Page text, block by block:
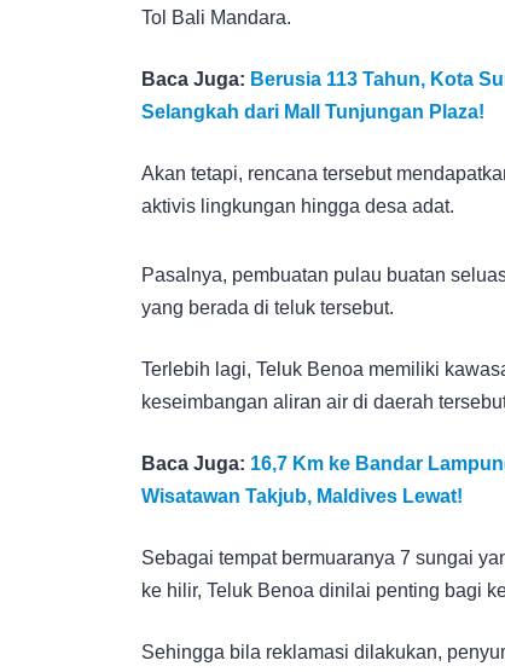
Tol Bali Mandara.
Baca Juga: Berusia 113 Tahun, Kota
Selangkah dari Mall Tunjungan Plaza!
Akan tetapi, rencana tersebut
aktivis lingkungan hingga desa adat.
Pasalnya, pembuatan pulau buatan
yang berada di teluk tersebut.
Terlebih lagi, Teluk Benoa memiliki
keseimbangan aliran air di daerah
Baca Juga: 16,7 Km ke Bandar
Wisatawan Takjub, Maldives Lewat!
Sebagai tempat bermuaranya 7 sungai
ke hilir, Teluk Benoa dinilai penting bagi
Sehingga bila reklamasi dilakukan,